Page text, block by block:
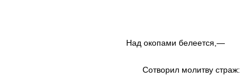
Над окопами белеется,—
Сотворил молитву страж: